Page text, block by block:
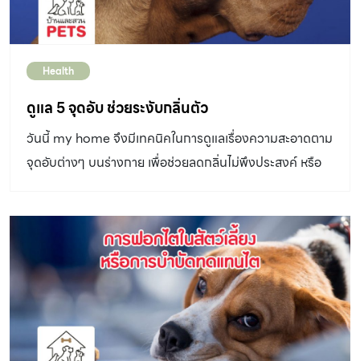
Health
ดูแล 5 จุดอับ ช่วยระงับกลิ่นตัว
วันนี้ my home จึงมีเทคนิคในการดูแลเรื่องความสะอาดตาม
จุดอับต่างๆ บนร่างกาย เพื่อช่วยลดกลิ่นไม่พึงประสงค์ หรือ